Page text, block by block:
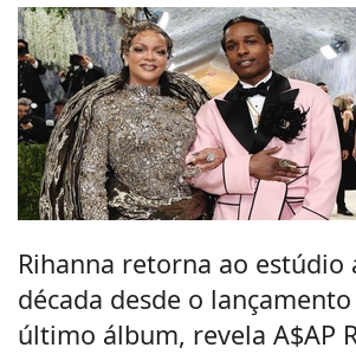
Rihanna retorna ao estúdio
década desde o
último álbum, revela A$AP